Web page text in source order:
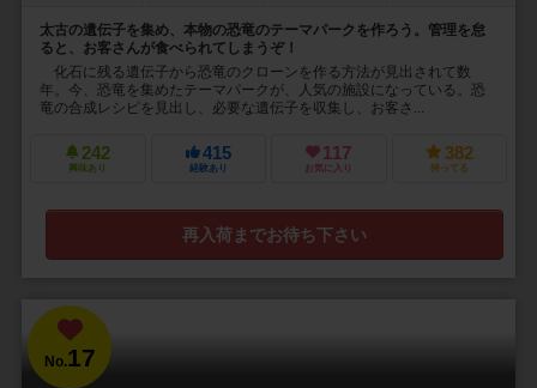
太古の遺伝子を集め、本物の恐竜のテーマパークを作ろう。管理を怠
ると、お客さんが食べられてしまうぞ！
化石に残る遺伝子から恐竜のクローンを作る方法が見出されて数
年。今、恐竜を集めたテーマパークが、人気の施設になっている。恐
竜の合成レシピを見出し、必要な遺伝子を収集し、お客さ...
242
興味あり
415
経験あり
117
お気に入り
382
持ってる
再入荷までお待ち下さい
No.17